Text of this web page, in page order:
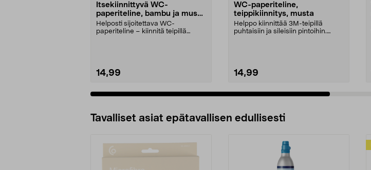
Itsekiinnittyvä WC-
paperiteline, bambu ja musta
metalli
Helposti sijoitettava WC-
paperiteline – kiinnitä teipillä
14,99
WC-paperiteline,
teippikiinnitys, musta
Helppo kiinnittää 3M-teipillä
puhtaisiin ja sileisiin pintoihin.
14,99
Tavalliset asiat epätavallisen edullisesti